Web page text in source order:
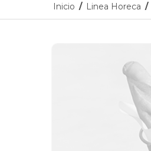
Inicio / Linea Horeca /